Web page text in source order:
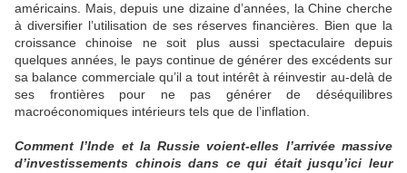
américains. Mais, depuis une dizaine d’années, la Chine cherche
à diversifier l’utilisation de ses réserves financières. Bien que la
croissance chinoise ne soit plus aussi spectaculaire depuis
quelques années, le pays continue de générer des excédents sur
sa balance commerciale qu’il a tout intérêt à réinvestir au-delà de
ses frontières pour ne pas générer de déséquilibres
macroéconomiques intérieurs tels que de l’inflation.
Comment l’Inde et la Russie voient-elles l’arrivée massive
d’investissements chinois dans ce qui était jusqu’ici leur